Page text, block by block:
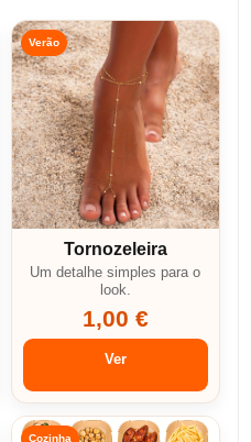
Verão
Tornozeleira
Um detalhe simples para o
look.
1,00 €
Ver
Cozinha